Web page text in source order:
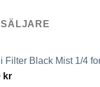
Filter Black Mist 1/4
kr